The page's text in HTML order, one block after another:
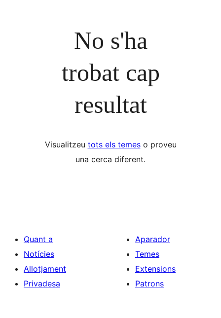
No s'ha
trobat cap
resultat
Visualitzeu tots els temeso proveu
una cerca diferent.
Quant a
Notícies
Allotjament
Privadesa
Aparador
Temes
Extensions
Patrons